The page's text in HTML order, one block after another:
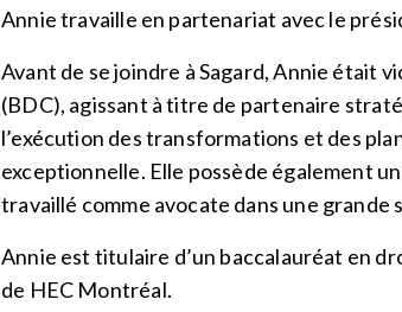
Annie travaille en partenariat avec le
Avant de se joindre à Sagard, Annie était
(BDC), agissant à titre de partenaire
l’exécution des transformations et des
exceptionnelle. Elle possède également
travaillé comme avocate dans une grande
Annie est titulaire d’un baccalauréat en
de HEC Montréal.